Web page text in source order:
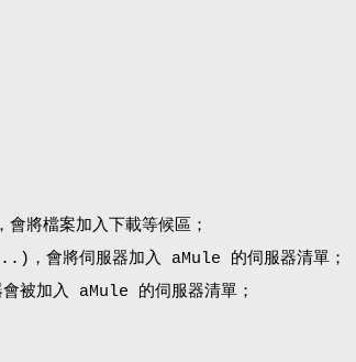
案加入下載等候區；
將伺服器加入 aMule 的伺服器清單；
被加入 aMule 的伺服器清單；